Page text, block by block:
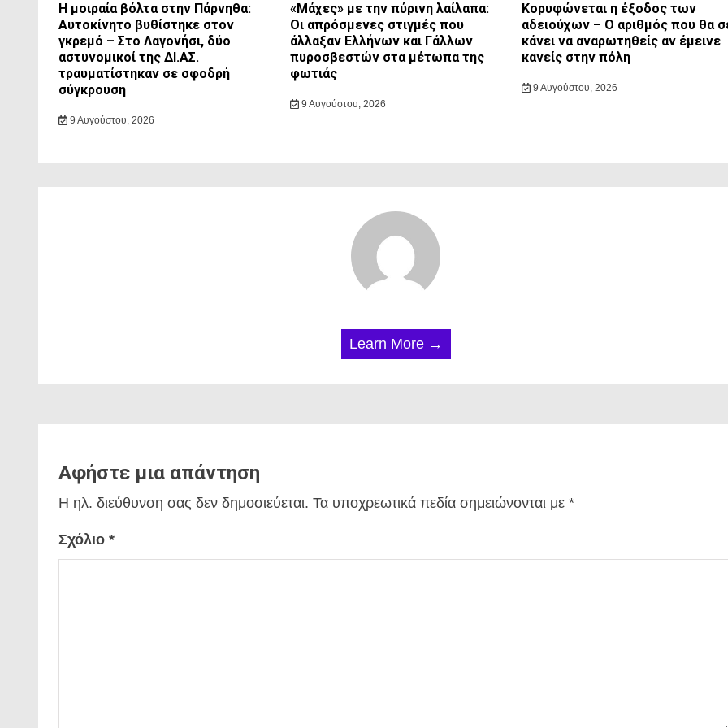
Η μοιραία βόλτα στην Πάρνηθα:
Αυτοκίνητο βυθίστηκε στον
γκρεμό – Στο Λαγονήσι, δύο
αστυνομικοί της ΔΙ.ΑΣ.
τραυματίστηκαν σε σφοδρή
σύγκρουση
9 Αυγούστου, 2026
«Μάχες» με την πύρινη λαίλαπα:
Οι απρόσμενες στιγμές που
άλλαξαν Ελλήνων και Γάλλων
πυροσβεστών στα μέτωπα της
φωτιάς
9 Αυγούστου, 2026
Κορυφώνεται η έξοδος των
αδειούχων – Ο αριθμός που θα
κάνει να αναρωτηθείς αν έμεινε
κανείς στην πόλη
9 Αυγούστου, 2026
Learn More →
Αφήστε μια απάντηση
Η ηλ. διεύθυνση σας δεν δημοσιεύεται. Τα υποχρεωτικά πεδία σημειώνονται με *
Σχόλιο *